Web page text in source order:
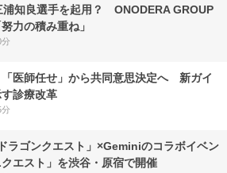
浦知良選手を起用？ ONODERA GROUP
力の積み重ね」
「医師任せ」から共同意思決定へ 新ガイ
す診療改革
ラゴンクエスト」×Geminiのコラボイベン
クエスト」を渋谷・原宿で開催